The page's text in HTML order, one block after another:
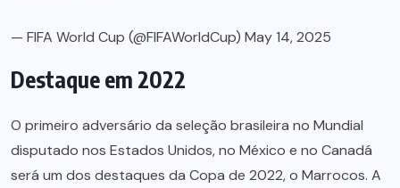
— FIFA World Cup (@FIFAWorldCup) May 14, 2025
Destaque em 2022
O primeiro adversário da seleção brasileira no Mundial
disputado nos Estados Unidos, no México e no Canadá
será um dos destaques da Copa de 2022, o Marrocos. A